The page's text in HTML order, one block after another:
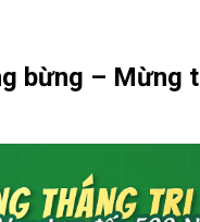
bừng – Mừng